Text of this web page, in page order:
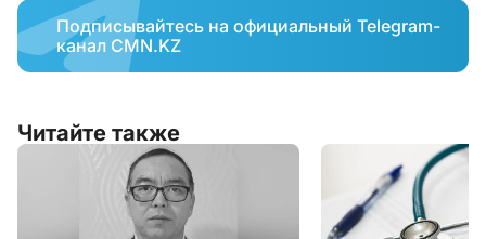
Подписывайтесь на официальный Telegram-
канал CMN.KZ
Читайте также